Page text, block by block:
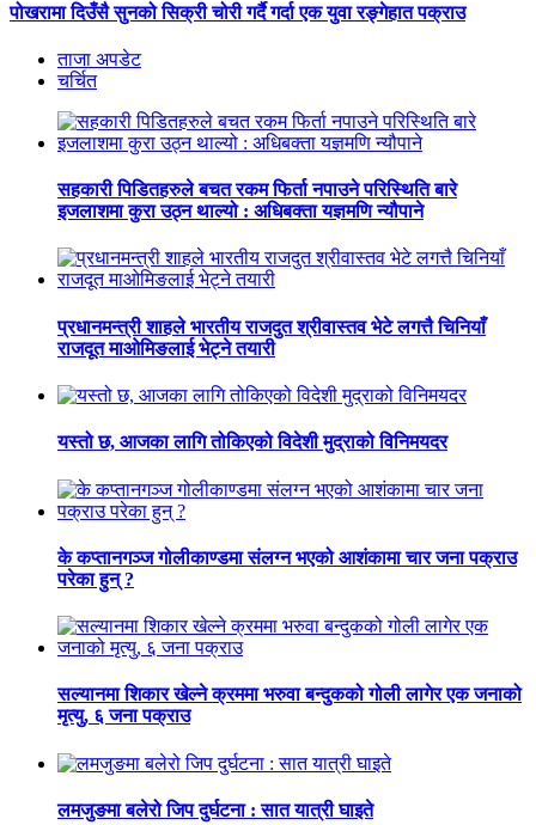
पोखरामा दिउँसै सुनको सिक्री चोरी गर्दै गर्दा एक युवा रङ्गेहात पक्राउ
ताजा अपडेट
चर्चित
सहकारी पिडितहरुले बचत रकम फिर्ता नपाउने परिस्थिति बारे
इजलाशमा कुरा उठ्न थाल्यो : अधिबक्ता यज्ञमणि न्यौपाने
प्रधानमन्त्री शाहले भारतीय राजदुत श्रीवास्तव भेटे लगत्तै चिनियाँ
राजदूत माओमिङलाई भेट्ने तयारी
यस्तो छ, आजका लागि तोकिएको विदेशी मुद्राको विनिमयदर
के कप्तानगञ्ज गोलीकाण्डमा संलग्न भएको आशंकामा चार जना पक्राउ
परेका हुन् ?
सल्यानमा शिकार खेल्ने क्रममा भरुवा बन्दुकको गोली लागेर एक जनाको
मृत्यु, ६ जना पक्राउ
लमजुङमा बलेरो जिप दुर्घटना : सात यात्री घाइते